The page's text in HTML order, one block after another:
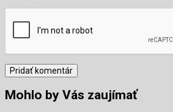
Mohlo by Vás zaujímať